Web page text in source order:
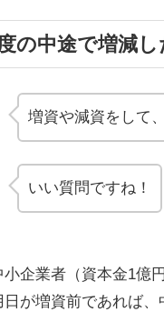
の中途で増減し
増資や減資をして
いい質問ですね！
小企業者（資本金1億
が増資前であれば、